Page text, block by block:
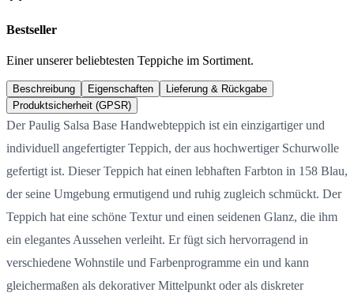
Bestseller
Einer unserer beliebtesten Teppiche im Sortiment.
Beschreibung Eigenschaften
Lieferung & Rückgabe
Produktsicherheit (GPSR)
Der Paulig Salsa Base Handwebteppich ist ein einzigartiger und
individuell angefertigter Teppich, der aus hochwertiger Schurwolle
gefertigt ist. Dieser Teppich hat einen lebhaften Farbton in 158 Blau,
der seine Umgebung ermutigend und ruhig zugleich schmückt. Der
Teppich hat eine schöne Textur und einen seidenen Glanz, die ihm
ein elegantes Aussehen verleiht. Er fügt sich hervorragend in
verschiedene Wohnstile und Farbenprogramme ein und kann
gleichermaßen als dekorativer Mittelpunkt oder als diskreter